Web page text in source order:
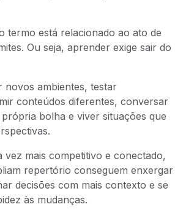
termo está relacionado ao ato de
Ou seja, aprender exige sair do
novos ambientes, testar
conteúdos diferentes, conversar
bolha e viver situações que
vez mais competitivo e conectado,
repertório conseguem enxergar
decisões com mais contexto e se
às mudanças.